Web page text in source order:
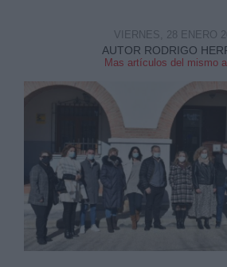
AUTOR RODRIGO
Mas artículos del mismo
VIERNES, 28 ENERO
Información adicional